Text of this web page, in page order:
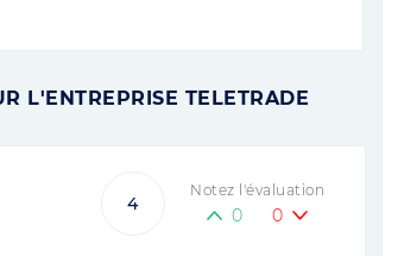
L'ENTREPRISE TELETRADE
4
Notez l'évaluation
0 0